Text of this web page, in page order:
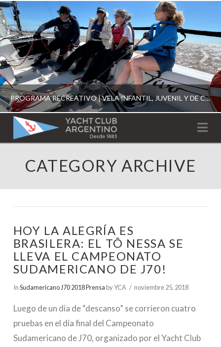
PROGRAMA RECREATIVO | VELA INFANTIL, JUVENIL Y DE CRUCERO 2026
ESCUELA RECREATIVA 2026
YACHT
CLUB
ARGENTINO
CATEGORY ARCHIVE
HOY LA ALEGRÍA ES
BRASILERA: EL TÔ NESSA SE
LLEVA EL CAMPEONATO
SUDAMERICANO DE J70!
InSudamericano J70 2018 Prensa by YCA noviembre 25, 2018
Luego de un día de “descanso” se corrieron cuatro
pruebas en el día final del Campeonato
Sudamericano de J70, organizado por el Yacht Club